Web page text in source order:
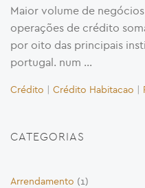
Maior volume de
operações de crédito
por oito das principais
portugal. num …
Crédito | Crédito Habitacao |
CATEGORIAS
Arrendamento (1)